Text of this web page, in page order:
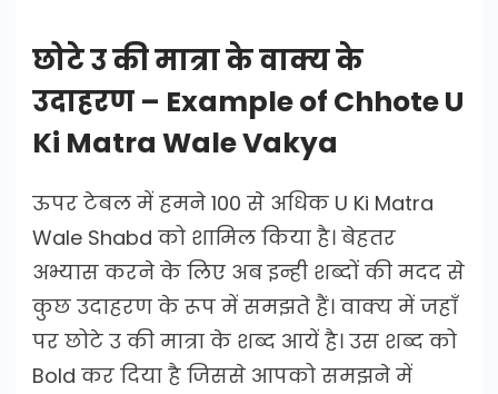
छोटे उ की मात्रा के वाक्य के
उदाहरण – Example of Chhote U
Ki Matra Wale Vakya
ऊपर टेबल में हमने 100 से अधिक U Ki Matra
Wale Shabd को शामिल किया है। बेहतर
अभ्यास करने के लिए अब इन्ही शब्दों की मदद से
कुछ उदाहरण के रूप में समझते हैं। वाक्य में जहाँ
पर छोटे उ की मात्रा के शब्द आयें है। उस शब्द को
Bold कर दिया है जिससे आपको समझने में